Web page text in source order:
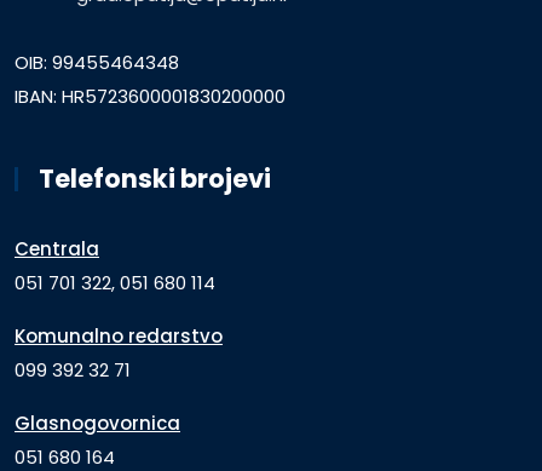
OIB: 99455464348
IBAN: HR5723600001830200000
Telefonski brojevi
Centrala
051 701 322, 051 680 114
Komunalno redarstvo
099 392 32 71
Glasnogovornica
051 680 164